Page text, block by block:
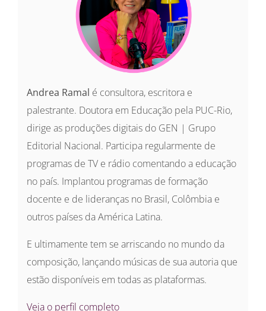
Andrea Ramal é consultora, escritora e
palestrante. Doutora em Educação pela PUC-Rio,
dirige as produções digitais do GEN | Grupo
Editorial Nacional. Participa regularmente de
programas de TV e rádio comentando a educação
no país. Implantou programas de formação
docente e de lideranças no Brasil, Colômbia e
outros países da América Latina.
E ultimamente tem se arriscando no mundo da
composição, lançando músicas de sua autoria que
estão disponíveis em todas as plataformas.
Veja o perfil completo